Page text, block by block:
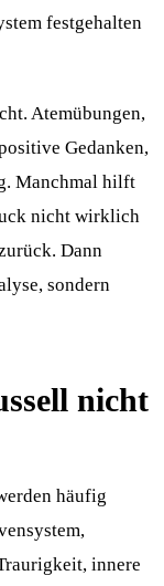
festgehalten
Atemübungen,
Gedanken,
Manchmal hilft
nicht wirklich
Dann
sondern
nicht
häufig
innere